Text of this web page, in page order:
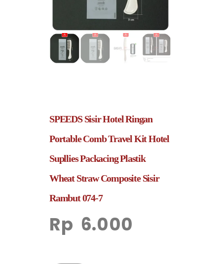
SPEEDS Sisir Hotel Ringan
Portable Comb Travel Kit Hotel
Supllies Packacing Plastik
Wheat Straw Composite Sisir
Rambut 074-7
Rp 6.000